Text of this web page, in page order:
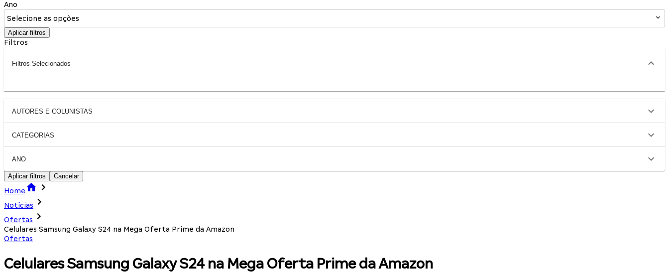
Ano
Selecione as opções
Aplicar filtros
Filtros
Filtros Selecionados
AUTORES E COLUNISTAS
CATEGORIAS
ANO
Aplicar filtros Cancelar
Home
Notícias
Ofertas
Celulares Samsung Galaxy S24 na Mega Oferta Prime da Amazon
Ofertas
Celulares Samsung Galaxy S24 na Mega Oferta Prime da Amazon